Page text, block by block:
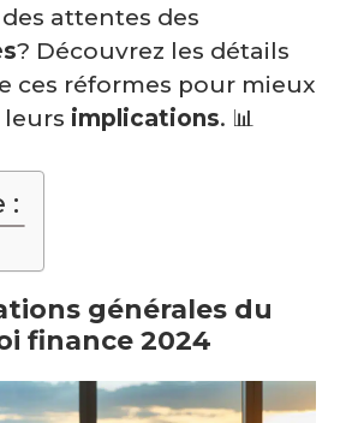
attentes des
? Découvrez les détails
ces réformes pour mieux
implications. 📊
:
générales du
finance 2024